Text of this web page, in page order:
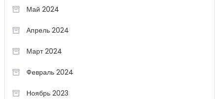
Май 2024
Апрель 2024
Март 2024
Февраль 2024
Ноябрь 2023